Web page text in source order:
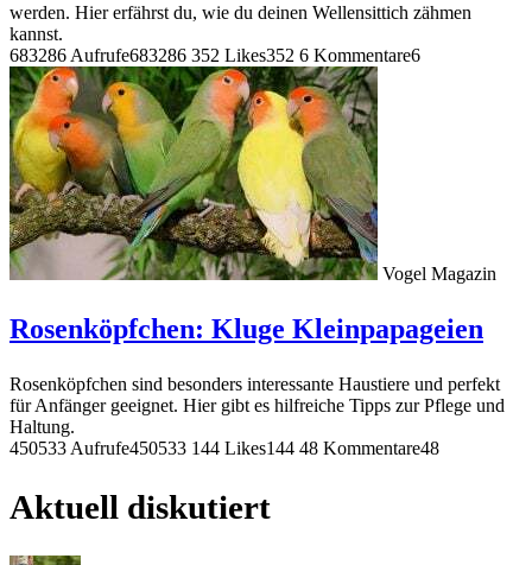
werden. Hier erfährst du, wie du deinen Wellensittich zähmen
kannst.
683286 Aufrufe683286 352 Likes352 6 Kommentare6
Vogel Magazin
Rosenköpfchen: Kluge Kleinpapageien
Rosenköpfchen sind besonders interessante Haustiere und perfekt
für Anfänger geeignet. Hier gibt es hilfreiche Tipps zur Pflege und
Haltung.
450533 Aufrufe450533 144 Likes144 48 Kommentare48
Aktuell diskutiert